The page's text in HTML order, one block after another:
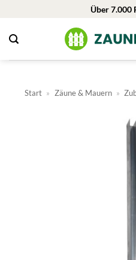
springen
Über 7.000
Start » Zäune & Mauern »